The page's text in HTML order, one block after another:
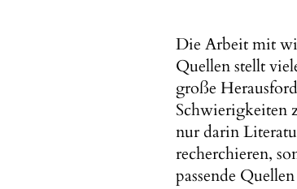
Die Arbeit mit
Quellen stellt
große
Schwierigkeiten
nur darin
recherchieren,
passende